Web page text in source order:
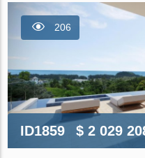
206
ID1859 $ 2 029